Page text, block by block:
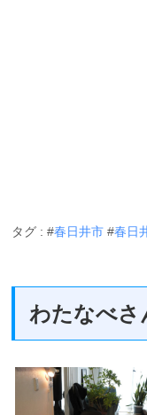
タグ : #春日井市 #春日
わたなべさ